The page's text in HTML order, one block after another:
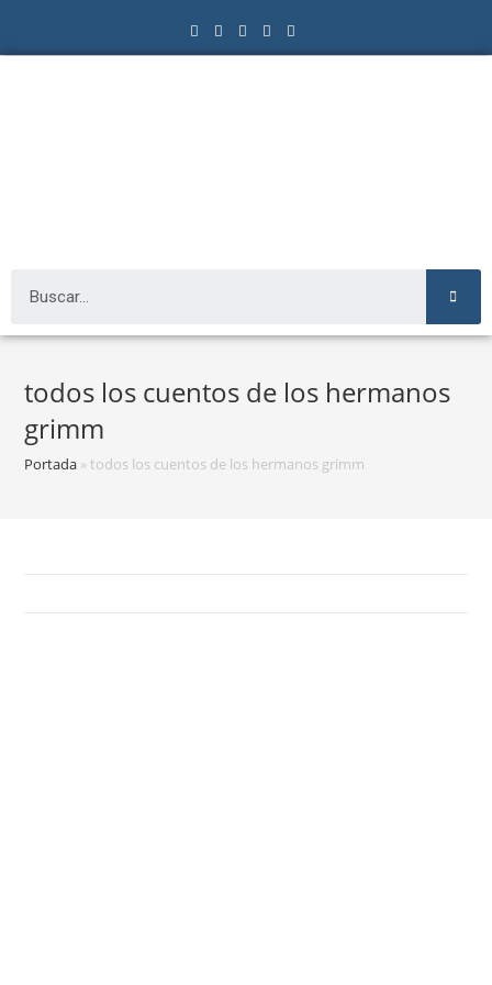
todos los cuentos de los hermanos
grimm
Portada »todos los cuentos de los hermanos grimm